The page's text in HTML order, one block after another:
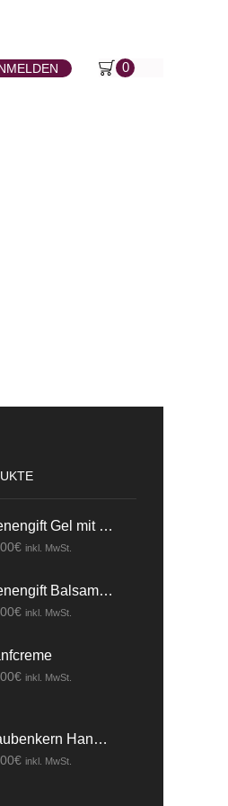
0
Bienengift Gel mit Kräuter
€ inkl. MwSt.
Bienengift Balsam mit Kräuter
€ inkl. MwSt.
€ inkl. MwSt.
Traubenkern Handcreme
€ inkl. MwSt.